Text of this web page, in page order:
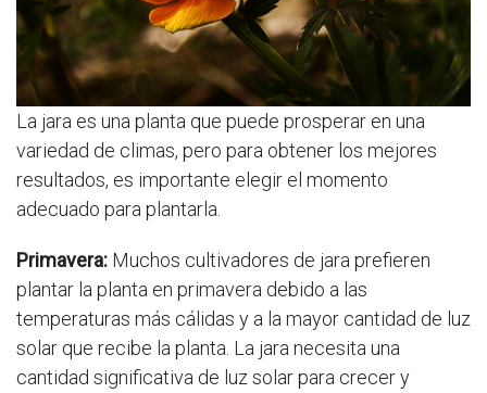
La jara es una planta que puede prosperar en una
variedad de climas, pero para obtener los mejores
resultados, es importante elegir el momento
adecuado para plantarla.
Primavera: Muchos cultivadores de jara prefieren
plantar la planta en primavera debido a las
temperaturas más cálidas y a la mayor cantidad de luz
solar que recibe la planta. La jara necesita una
cantidad significativa de luz solar para crecer y